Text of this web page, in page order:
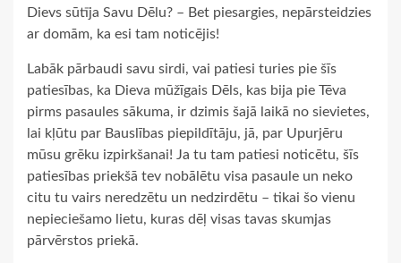
Dievs sūtīja Savu Dēlu? – Bet piesargies, nepārsteidzies
ar domām, ka esi tam noticējis!
Labāk pārbaudi savu sirdi, vai patiesi turies pie šīs
patiesības, ka Dieva mūžīgais Dēls, kas bija pie Tēva
pirms pasaules sākuma, ir dzimis šajā laikā no sievietes,
lai kļūtu par Bauslības piepildītāju, jā, par Upurjēru
mūsu grēku izpirkšanai! Ja tu tam patiesi noticētu, šīs
patiesības priekšā tev nobālētu visa pasaule un neko
citu tu vairs neredzētu un nedzirdētu – tikai šo vienu
nepieciešamo lietu, kuras dēļ visas tavas skumjas
pārvērstos priekā.